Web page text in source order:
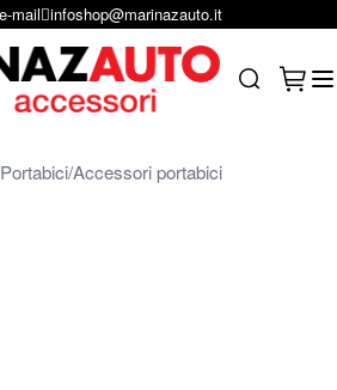
mail infoshop@marinazauto.it
PortabiciAccessori portabici